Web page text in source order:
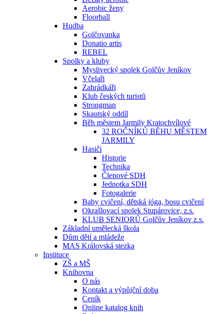
Aerobic ženy
Floorball
Hudba
Golčovanka
Donatio artis
REBEL
Spolky a kluby
Myslivecký spolek Golčův Jeníkov
Včelaři
Zahrádkáři
Klub českých turistů
Strongman
Skautský oddíl
Běh městem Jarmily Kratochvílové
32 ROČNÍKŮ BĚHU MĚSTEM
JARMILY
Hasiči
Historie
Technika
Členové SDH
Jednotka SDH
Fotogalerie
Baby cvičení, dětská jóga, bosu cvičení
Okrašlovací spolek Stupárovice, z.s.
KLUB SENIORŮ Golčův Jeníkov z.s.
Základní umělecká škola
Dům dětí a mládeže
MAS Královská stezka
Instituce
ZŠ a MŠ
Knihovna
O nás
Kontakt a výpůjční doba
Ceník
Online katalog knih